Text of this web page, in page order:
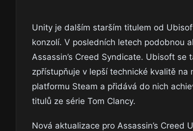
Unity je dalším starším titulem od
konzolí. V posledních letech podobnou
Assassin’s Creed Syndicate. Ubisoft
zpřístupňuje v lepší technické kvalitě
platformu Steam a přidává do nich
titulů ze série Tom Clancy.
Nová aktualizace pro Assassin’s